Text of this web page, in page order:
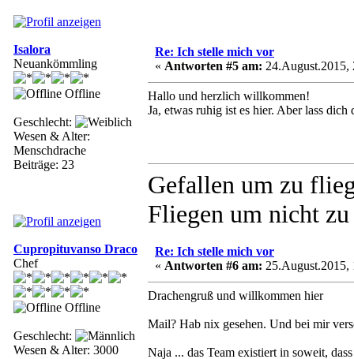
Isalora
Neuankömmling
Offline
Geschlecht:
Wesen & Alter:
Menschdrache
Beiträge: 23
Re: Ich stelle mich vor
« Antworten #5 am: 24.August.2015,
Hallo und herzlich willkommen!
Ja, etwas ruhig ist es hier. Aber lass
Gefallen um zu
Fliegen um nicht
Cupropituvanso Draco
Chef
Offline
Geschlecht:
Wesen & Alter: 3000
Re: Ich stelle mich vor
« Antworten #6 am: 25.August.2015,
Drachengruß und willkommen hier
Mail? Hab nix gesehen. Und bei mir
Naja ... das Team existiert in soweit,